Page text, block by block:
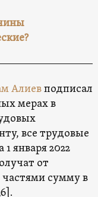
Алиевподписал
мерах в
все трудовые
января 2022
от
сумму в